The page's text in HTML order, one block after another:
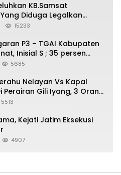
KB.Samsat
Diduga Legalkan
15233
P3 – TGAI Kabupaten
Inisial S ; 35 persen
RI
5685
Nelayan Vs Kapal
Perairan Gili Iyang, 3 Orang
5513
Kejati Jatim Eksekusi
4907